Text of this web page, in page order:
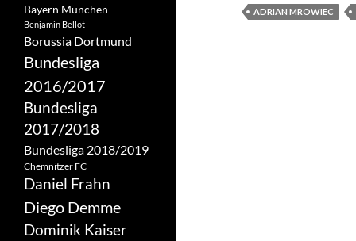
ADRIAN MROWIEC
Bayern München
Benjamin Bellot
Borussia Dortmund
Bundesliga
2016/2017
Bundesliga
2017/2018
Bundesliga 2018/2019
Chemnitzer FC
Daniel Frahn
Diego Demme
Dominik Kaiser